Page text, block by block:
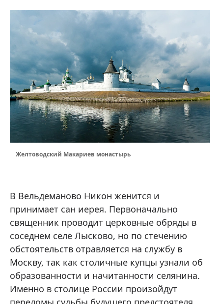
Желтоводский Макариев монастырь
В Вельдеманово Никон женится и
принимает сан иерея. Первоначально
священник проводит церковные обряды в
соседнем селе Лысково, но по стечению
обстоятельств отравляется на службу в
Москву, так как столичные купцы узнали об
образованности и начитанности селянина.
Именно в столице России произойдут